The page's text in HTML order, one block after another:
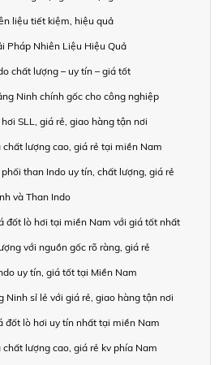
liệu tiết kiệm, hiệu quả
Pháp Nhiên Liệu Hiệu Quả
chất lượng – uy tín – giá tốt
Ninh chính gốc cho công nghiệp
SLL, giá rẻ, giao hàng tận nơi
lượng cao, giá rẻ tại miền Nam
than Indo uy tín, chất lượng, giá rẻ
và Than Indo
đốt lò hơi tại miền Nam với giá tốt nhất
với nguồn gốc rõ ràng, giá rẻ
uy tín, giá tốt tại Miền Nam
Ninh sỉ lẻ với giá rẻ, giao hàng tận nơi
đốt lò hơi uy tín nhất tại miền Nam
lượng cao, giá rẻ kv phía Nam